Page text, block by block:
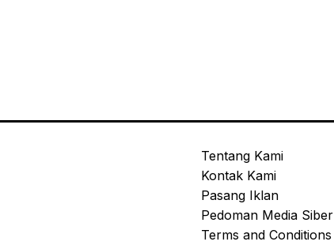
Tentang Kami
Kontak Kami
Pasang Iklan
Pedoman Media Siber
Terms and Conditions